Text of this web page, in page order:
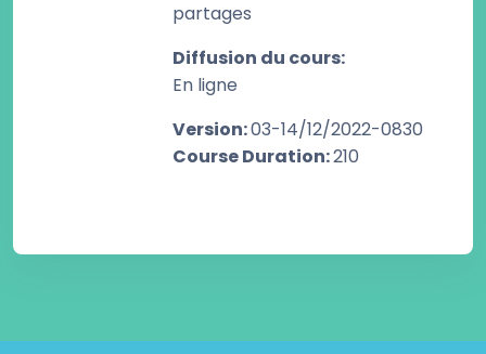
partages
Diffusion du cours:
En ligne
Version:03-14/12/2022-0830
Course Duration:210